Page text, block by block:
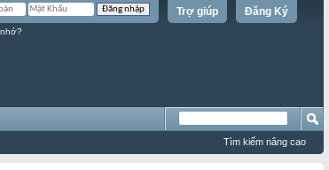
Đăng Ký
Trợ giúp
Tìm kiếm nâng cao